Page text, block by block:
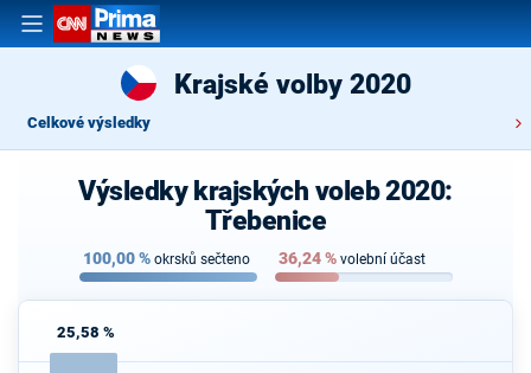
Krajské volby 2020
Celkové výsledky
Výsledky krajských voleb 2020:
Třebenice
100,00% okrsků sečteno 36,24% volební účast
25,58 %